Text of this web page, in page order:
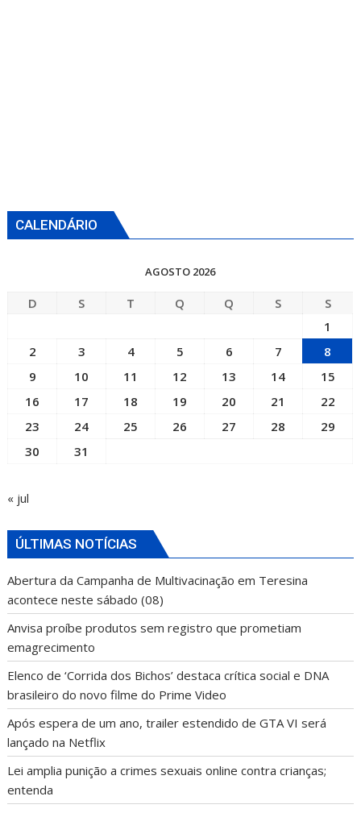
CALENDÁRIO
AGOSTO 2026
D S T Q Q S
S
1
2
3 4 5 6 7
8
9
10 11 12 13 14
15
16
17 18 19 20 21
22
23
24 25 26 27 28
29
30
31
« jul
ÚLTIMAS NOTÍCIAS
Abertura da Campanha de Multivacinação em Teresina
acontece neste sábado (08)
Anvisa proíbe produtos sem registro que prometiam
emagrecimento
Elenco de ‘Corrida dos Bichos’ destaca crítica social e DNA
brasileiro do novo filme do Prime Video
Após espera de um ano, trailer estendido de GTA VI será
lançado na Netflix
Lei amplia punição a crimes sexuais online contra crianças;
entenda